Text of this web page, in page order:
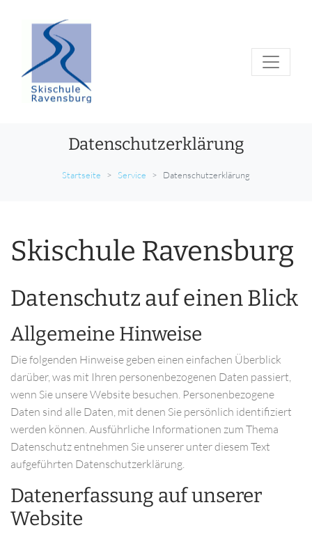
Datenschutzerklärung
Startseite Service Datenschutzerklärung
Skischule Ravensburg
Datenschutz auf einen Blick
Allgemeine Hinweise
Die folgenden Hinweise geben einen einfachen Überblick
darüber, was mit Ihren personenbezogenen Daten passiert,
wenn Sie unsere Website besuchen. Personenbezogene
Daten sind alle Daten, mit denen Sie persönlich identifiziert
werden können. Ausführliche Informationen zum Thema
Datenschutz entnehmen Sie unserer unter diesem Text
aufgeführten Datenschutzerklärung.
Datenerfassung auf unserer
Website